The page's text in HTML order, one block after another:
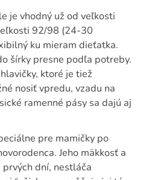
je vhodný už od veľkosti
92/98 (24-30
ku mieram dieťatka.
šírky presne podľa potreby.
ktoré je tiež
nosiť vpredu, vzadu na
ramenné pásy sa dajú aj
pre mamičky po
Jeho mäkkosť a
dní, nestláča